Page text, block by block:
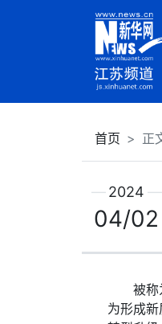
首页 正
2024
04/02
被称为
为形成